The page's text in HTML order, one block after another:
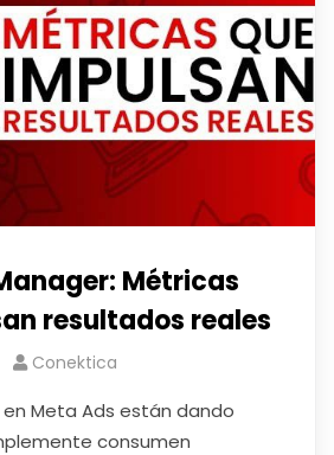
Métricas
resultados reales
Conektica
Meta Ads están dando
consumen